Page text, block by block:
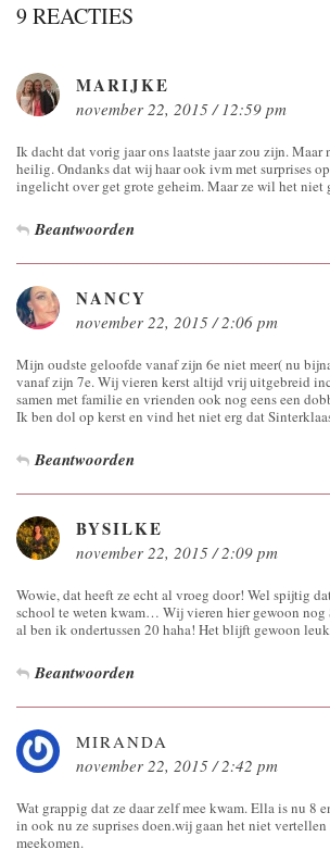
9 REACTIES
MARIJKE
november 22, 2015 / 12:59 pm
Ik dacht dat vorig jaar ons laatste jaar zou zijn. Maar
heilig. Ondanks dat wij haar ook ivm met surprises
ingelicht over get grote geheim. Maar ze wil het
Beantwoorden
NANCY
november 22, 2015 / 2:06 pm
Mijn oudste geloofde vanaf zijn 6e niet meer( nu
vanaf zijn 7e. Wij vieren kerst altijd vrij uitgebreid
samen met familie en vrienden ook nog eens een
Ik ben dol op kerst en vind het niet erg dat
Beantwoorden
BYSILKE
november 22, 2015 / 2:09 pm
Wowie, dat heeft ze echt al vroeg door! Wel spijtig
school te weten kwam… Wij vieren hier gewoon nog
al ben ik ondertussen 20 haha! Het blijft gewoon
Beantwoorden
MIRANDA
november 22, 2015 / 2:42 pm
Wat grappig dat ze daar zelf mee kwam. Ella is nu 8
in ook nu ze suprises doen.wij gaan het niet vertellen
meekomen.